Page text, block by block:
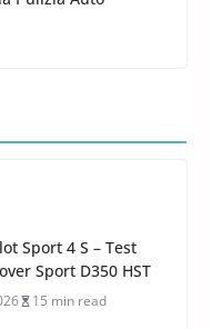
2 min read
2 min read
2 min read
Pneumatici Estivi
evo vince con Auto
Prime 4 convince